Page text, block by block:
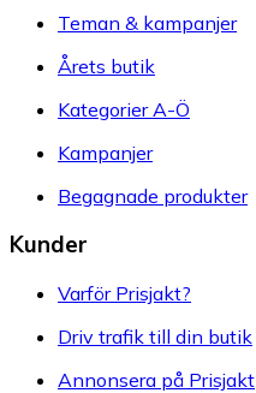
Teman & kampanjer
Årets butik
Kategorier A-Ö
Kampanjer
Begagnade produkter
Kunder
Varför Prisjakt?
Driv trafik till din butik
Annonsera på Prisjakt